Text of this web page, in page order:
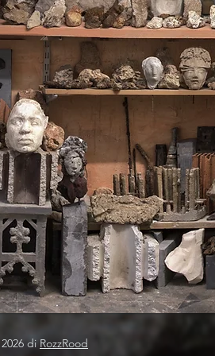
diRozzRood